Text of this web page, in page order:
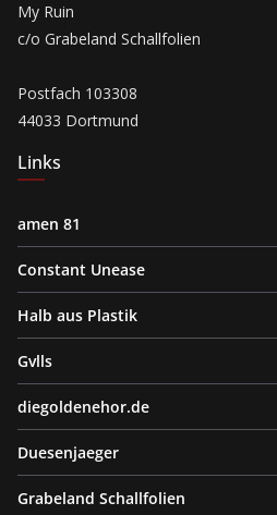
My Ruin
c/o Grabeland Schallfolien
Postfach 103308
44033 Dortmund
Links
amen 81
Constant Unease
Halb aus Plastik
Gvlls
diegoldenehor.de
Duesenjaeger
Grabeland Schallfolien